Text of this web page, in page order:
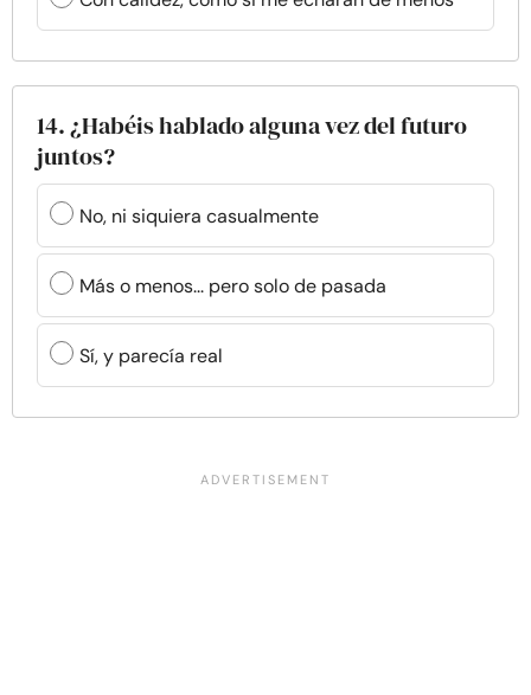
14. ¿Habéis hablado alguna vez del futuro
juntos?
No, ni siquiera casualmente
Más o menos... pero solo de pasada
Sí, y parecía real